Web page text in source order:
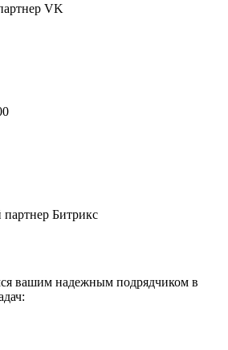
VK
Битрикс
вашим надежным подрядчиком в